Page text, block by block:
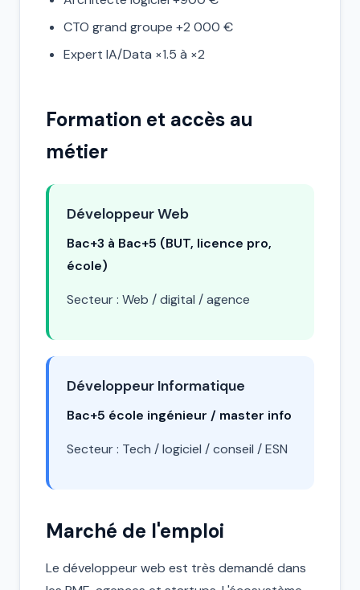
CTO grand groupe +2 000 €
Expert IA/Data ×1.5 à ×2
Formation et accès au
métier
Développeur Web
Bac+3 à Bac+5 (BUT, licence pro,
école)
Secteur : Web / digital / agence
Développeur Informatique
Bac+5 école ingénieur / master info
Secteur : Tech / logiciel / conseil / ESN
Marché de l'emploi
Le développeur web est très demandé dans